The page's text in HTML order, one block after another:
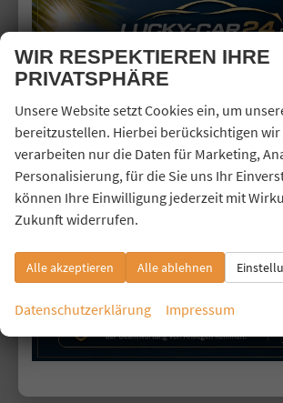
Lucky Car 24
Mendener Straße 33
Telefon: 02241-3260526
Handy: 0176-80409328
E-Mail:info@lucky-car24.de
Öffnungszeiten
Montag bis Freitag 09:00-20:00 Uhr
Samstag 10:00-13:00 Uhr
Folgen Sie uns
WIR RESPEKTIEREN IHRE
PRIVATSPHÄRE
Unsere Website setzt Cookies ein, um
bereitzustellen. Hierbei berücksichtigen
verarbeiten nur die Daten für Marketing,
Personalisierung, für die Sie uns Ihr
können Ihre Einwilligung jederzeit mit
Zukunft widerrufen.
Alle akzeptieren Alle ablehnen
Datenschutzerklärung Impressum